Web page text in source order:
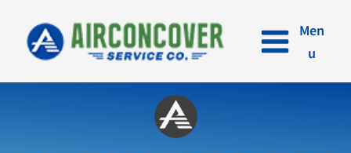
キ
Men
u